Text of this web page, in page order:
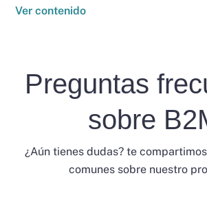
Ver contenido
Preguntas
sobre
¿Aún tienes dudas? te
comunes sobre nuestro